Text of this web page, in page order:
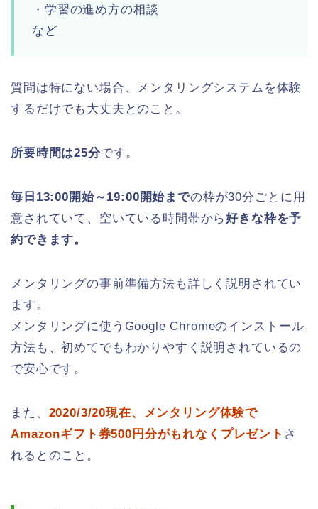
・学習の進め方の相談
など
質問は特にない場合、メンタリングシステムを体験
するだけでも大丈夫とのこと。
所要時間は25分です。
毎日13:00開始～19:00開始までの枠が30分ごとに用
意されていて、空いている時間帯から好きな枠を予
約できます。
メンタリングの事前準備方法も詳しく説明されてい
ます。
メンタリングに使うGoogle Chromeのインストール
方法も、初めてでもわかりやすく説明されているの
で安心です。
また、 2020/3/20現在、メンタリング体験で
Amazonギフト券500円分がもれなくプレゼント さ
れるとのこと。